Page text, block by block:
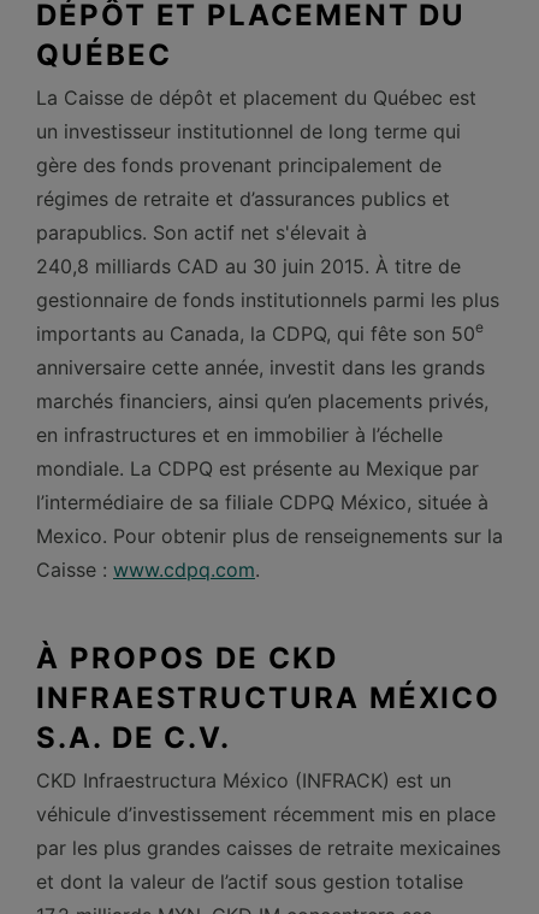
DÉPÔT ET PLACEMENT DU
QUÉBEC
La Caisse de dépôt et placement du Québec est
un investisseur institutionnel de long terme qui
gère des fonds provenant principalement de
régimes de retraite et d’assurances publics et
parapublics. Son actif net s'élevait à
240,8 milliards CAD au 30 juin 2015. À titre de
gestionnaire de fonds institutionnels parmi les plus
importants au Canada, la CDPQ, qui fête son 50e
anniversaire cette année, investit dans les grands
marchés financiers, ainsi qu’en placements privés,
en infrastructures et en immobilier à l’échelle
mondiale. La CDPQ est présente au Mexique par
l’intermédiaire de sa filiale CDPQ México, située à
Mexico. Pour obtenir plus de renseignements sur la
Caisse : www.cdpq.com.
À PROPOS DE CKD
INFRAESTRUCTURA MÉXICO
S.A. DE C.V.
CKD Infraestructura México (INFRACK) est un
véhicule d’investissement récemment mis en place
par les plus grandes caisses de retraite mexicaines
et dont la valeur de l’actif sous gestion totalise